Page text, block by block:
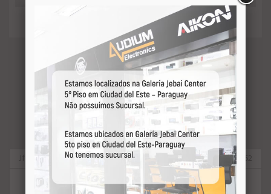
VEJA MAIS
26062